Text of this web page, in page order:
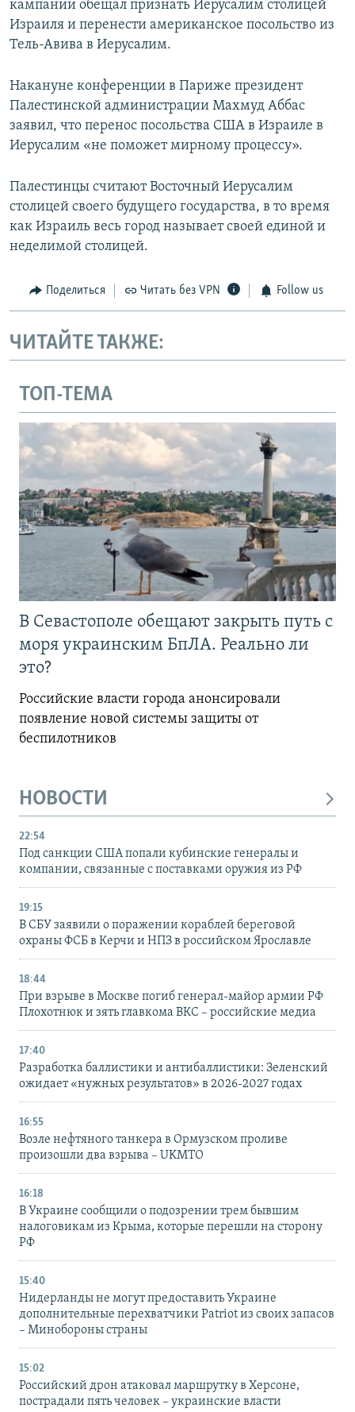
кампании обещал признать Иерусалим столицей
Израиля и перенести американское посольство из
Тель-Авива в Иерусалим.
Накануне конференции в Париже президент
Палестинской администрации Махмуд Аббас
заявил, что перенос посольства США в Израиле в
Иерусалим «не поможет мирному процессу».
Палестинцы считают Восточный Иерусалим
столицей своего будущего государства, в то время
как Израиль весь город называет своей единой и
неделимой столицей.
Поделиться Читать без VPN Follow us
ЧИТАЙТЕ ТАКЖЕ:
ТОП-ТЕМА
В Севастополе обещают закрыть путь с
моря украинским БпЛА. Реально ли
это?
Российские власти города анонсировали
появление новой системы защиты от
беспилотников
НОВОСТИ
22:54
Под санкции США попали кубинские генералы и
компании, связанные с поставками оружия из РФ
19:15
В СБУ заявили о поражении кораблей береговой
охраны ФСБ в Керчи и НПЗ в российском Ярославле
18:44
При взрыве в Москве погиб генерал-майор армии РФ
Плохотнюк и зять главкома ВКС – российские медиа
17:40
Разработка баллистики и антибаллистики: Зеленский
ожидает «нужных результатов» в 2026-2027 годах
16:55
Возле нефтяного танкера в Ормузском проливе
произошли два взрыва – UKMTO
16:18
В Украине сообщили о подозрении трем бывшим
налоговикам из Крыма, которые перешли на сторону
РФ
15:40
Нидерланды не могут предоставить Украине
дополнительные перехватчики Patriot из своих запасов
– Минобороны страны
15:02
Российский дрон атаковал маршрутку в Херсоне,
пострадали пять человек – украинские власти